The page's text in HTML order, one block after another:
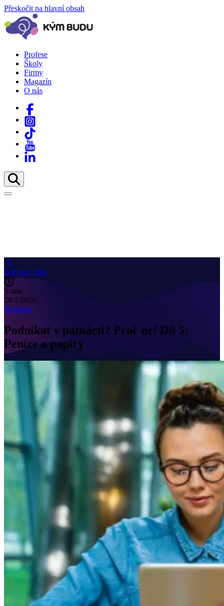
Přeskočit na hlavní obsah
Profese
Školy
Firmy
Magazín
O nás
Zpět na výpis
5 min
28/1/2026
Magazín
Podnikat v patnácti? Proč ne! Díl 5:
Peníze a papíry